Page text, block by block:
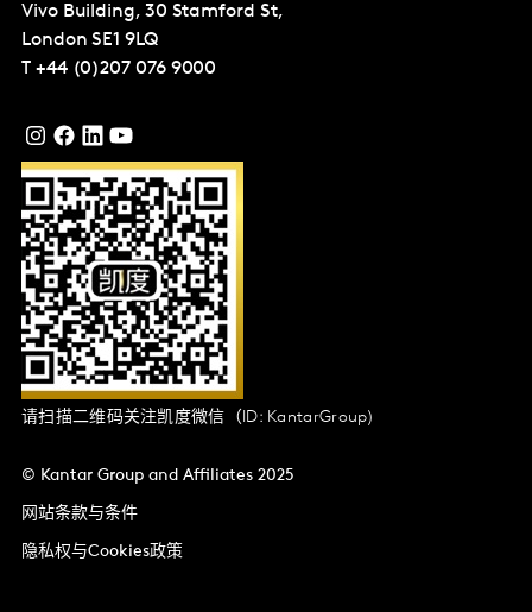
Vivo Building, 30 Stamford St,
London SE1 9LQ
T +44 (0)207 076 9000
请扫描二维码关注凯度微信（ID: KantarGroup)
© Kantar Group and Affiliates 2025
网站条款与条件
隐私权与Cookies政策